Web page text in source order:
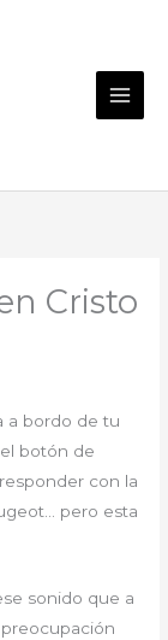
Cristo
a bordo de tu
botón de
con la
pero esta
sonido que a